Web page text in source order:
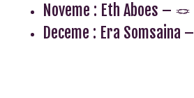
Noveme : Eth Aboes – 🪢
Deceme : Era Somsaina –